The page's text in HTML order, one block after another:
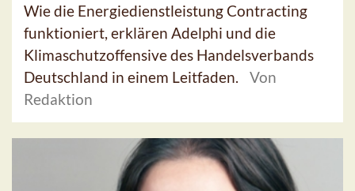
Wie die Energiedienstleistung Contracting
funktioniert, erklären Adelphi und die
Klimaschutzoffensive des Handelsverbands
Deutschland in einem Leitfaden.
Von
Redaktion